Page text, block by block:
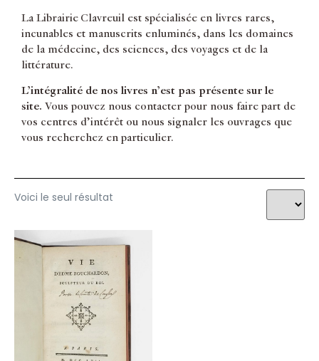
La Librairie Clavreuil est spécialisée en livres rares,
incunables et manuscrits enluminés, dans les domaines
de la médecine, des sciences, des voyages et de la
littérature.
L’intégralité de nos livres n’est pas présente sur le
site. Vous pouvez nous contacter pour nous faire part de
vos centres d’intérêt ou nous signaler les ouvrages que
vous recherchez en particulier.
Voici le seul résultat